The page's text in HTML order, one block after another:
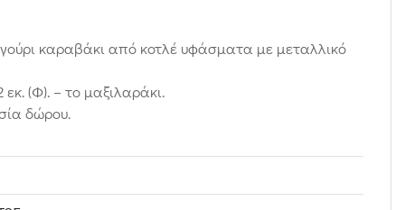
καραβάκι από κοτλέ υφάσματα με μεταλλικό
εκ. (Φ). – το μαξιλαράκι.
δώρου.